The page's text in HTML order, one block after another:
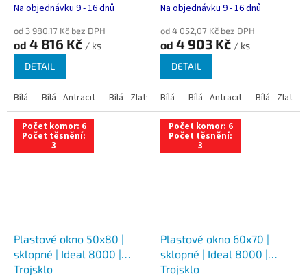
Na objednávku 9 - 16 dnů
od 3 980,17 Kč bez DPH
od 4 816 Kč / ks
DETAIL
Bílá Bílá - Antracit Bílá - Zlatý dub Bílá - Tmavý dub Bílá -
Na objednávku 9 - 16 dnů
od 4 052,07 Kč bez DPH
od 4 903 Kč / ks
DETAIL
Bílá Bílá - Antracit Bílá - Zlatý
Počet komor: 6
Počet těsnění:
3
Plastové okno 50x80 |
sklopné | Ideal 8000 |
Trojsklo
Počet komor: 6
Počet těsnění:
3
Plastové okno 60x70 |
sklopné | Ideal 8000 |
Trojsklo